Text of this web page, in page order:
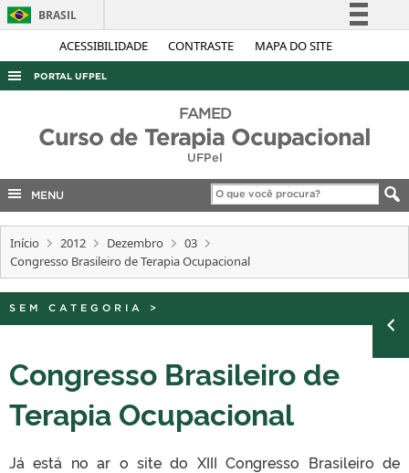
ACESSIBILIDADE CONTRASTE MAPA DO SITE
BRASIL
Simplifique!
Acesso à informação
Legislação
Canais
PORTAL UFPEL
AUDITORIA
CONCURSOS
INTERNACIONAL
OUVIDORIA
PORTARIAS
FAMED
Curso de Terapia Ocupacional
UFPel
MENU
Início 2012 Dezembro
03
Congresso Brasileiro de Terapia Ocupacional
SEM CATEGORIA >
Congresso Brasileiro de
Terapia Ocupacional
Já está no ar o site do XIII Congresso Brasileiro de